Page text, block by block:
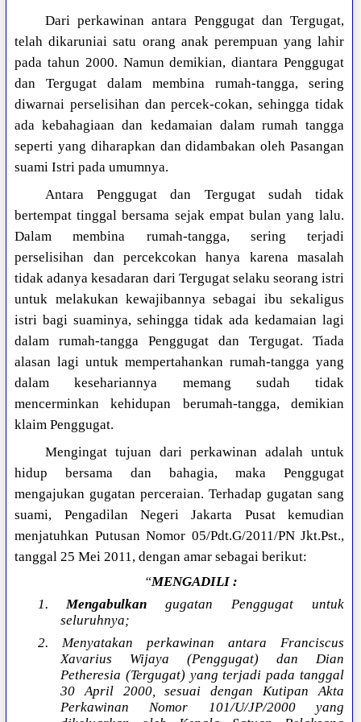
Dari perkawinan antara Penggugat dan Tergugat,
telah dikaruniai satu orang anak perempuan yang lahir
pada tahun 2000. Namun demikian, diantara Penggugat
dan Tergugat dalam membina rumah-tangga, sering
diwarnai perselisihan dan percek-cokan, sehingga tidak
ada kebahagiaan dan kedamaian dalam rumah tangga
seperti yang diharapkan dan didambakan oleh Pasangan
suami Istri pada umumnya.
Antara Penggugat dan Tergugat sudah tidak
bertempat tinggal bersama sejak empat bulan yang lalu.
Dalam membina rumah-tangga, sering terjadi
perselisihan dan percekcokan hanya karena masalah
tidak adanya kesadaran dari Tergugat selaku seorang istri
untuk melakukan kewajibannya sebagai ibu sekaligus
istri bagi suaminya, sehingga tidak ada kedamaian lagi
dalam rumah-tangga Penggugat dan Tergugat. Tiada
alasan lagi untuk mempertahankan rumah-tangga yang
dalam kesehariannya memang sudah tidak
mencerminkan kehidupan berumah-tangga, demikian
klaim Penggugat.
Mengingat tujuan dari perkawinan adalah untuk
hidup bersama dan bahagia, maka Penggugat
mengajukan gugatan perceraian. Terhadap gugatan sang
suami, Pengadilan Negeri Jakarta Pusat kemudian
menjatuhkan Putusan Nomor 05/Pdt.G/2011/PN Jkt.Pst.,
tanggal 25 Mei 2011, dengan amar sebagai berikut:
“MENGADILI :
1.Mengabulkan gugatan Penggugat untuk
seluruhnya;
2. Menyatakan perkawinan antara Franciscus
Xavarius Wijaya (Penggugat) dan Dian
Petheresia (Tergugat) yang terjadi pada tanggal
30 April 2000, sesuai dengan Kutipan Akta
Perkawinan Nomor 101/U/JP/2000 yang